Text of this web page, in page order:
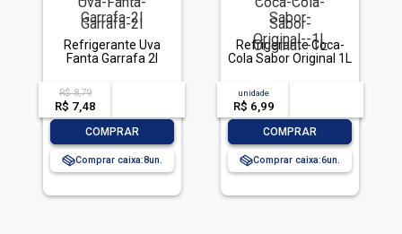
Refrigerante Uva
Fanta Garrafa 2l
R$ 8,79
R$ 7,48
COMPRAR
Comprar caixa:8
Refrigerante Coca-
Cola Sabor Original 1L
unidade
R$ 6,99
COMPRAR
Comprar caixa:6